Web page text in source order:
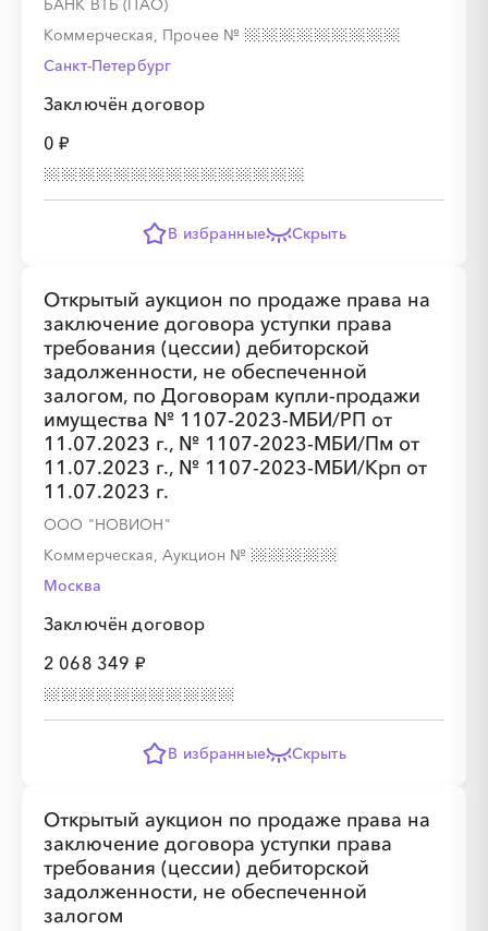
БАНК ВТБ (ПАО)
Коммерческая, Прочее №
Санкт-Петербург
Заключён договор
0 ₽
В избранные Скрыть
Открытый аукцион по продаже права на
заключение договора уступки права
требования (цессии) дебиторской
задолженности, не обеспеченной
залогом, по Договорам купли-продажи
имущества № 1107-2023-МБИ/РП от
11.07.2023 г., № 1107-2023-МБИ/Пм от
11.07.2023 г., № 1107-2023-МБИ/Крп от
11.07.2023 г.
ООО "НОВИОН"
Коммерческая, Аукцион №
Москва
Заключён договор
2 068 349 ₽
В избранные Скрыть
Открытый аукцион по продаже права на
заключение договора уступки права
требования (цессии) дебиторской
задолженности, не обеспеченной
залогом